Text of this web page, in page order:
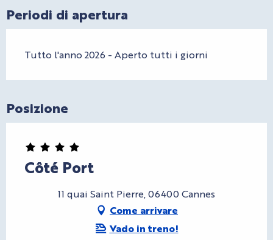
Periodi di apertura
Tutto l'anno 2026 - Aperto tutti i giorni
Posizione
Côté Port
11 quai Saint Pierre, 06400 Cannes
Come arrivare
Vado in treno!